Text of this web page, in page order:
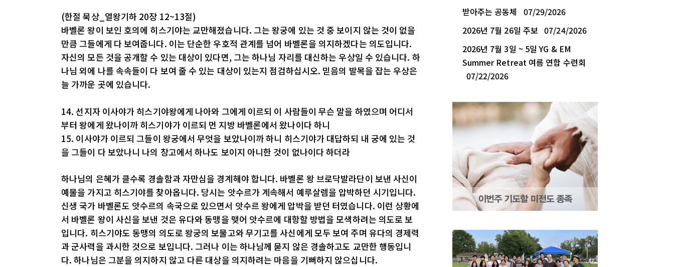
(한절 묵상_열왕기하 20장 12~13절)
바벨론 왕이 보인 호의에 히스기야는 교만해졌습니다. 그는 왕궁에 있는 것 중 보이지 않는 것이 없을
만큼 그들에게 다 보여줍니다. 이는 단순한 우호적 관계를 넘어 바벨론을 의지하겠다는 의도입니다.
자신의 모든 것을 공개할 수 있는 대상이 있다면, 그는 하나님 자리를 대신하는 우상일 수 있습니다. 하
나님 외에 나를 속속들이 다 보여 줄 수 있는 대상이 있는지 점검하십시오. 믿음의 발목을 잡는 우상은
늘 가까운 곳에 있습니다.
14. 선지자 이사야가 히스기야왕에게 나아와 그에게 이르되 이 사람들이 무슨 말을 하였으며 어디서
부터 왕에게 왔나이까 히스기야가 이르되 먼 지방 바벨론에서 왔나이다 하니
15. 이사야가 이르되 그들이 왕궁에서 무엇을 보았나이까 하니 히스기야가 대답하되 내 궁에 있는 것
을 그들이 다 보았나니 나의 창고에서 하나도 보이지 아니한 것이 없나이다 하더라
하나님의 은혜가 클수록 경솔함과 자만심을 경계해야 합니다. 바벨론 왕 브로닥발라단이 보낸 사신이
예물을 가지고 히스기야를 찾아옵니다. 당시는 앗수르가 계속해서 예루살렘을 압박하던 시기입니다.
신생 국가 바벨론도 앗수르의 속국으로 있으면서 앗수르 왕에게 압박을 받던 터였습니다. 이런 상황에
서 바벨론 왕이 사신을 보낸 것은 유다와 동맹을 맺어 앗수르에 대항할 방법을 모색하려는 의도로 보
입니다. 히스기야도 동맹의 의도로 왕궁의 보물고와 무기고를 사신에게 모두 보여 주며 유다의 경제력
과 군사력을 과시한 것으로 보입니다. 그러나 이는 하나님께 묻지 않은 경솔하고도 교만한 행동입니
다. 하나님은 그분을 의지하지 않고 다른 대상을 의지하려는 마음을 기뻐하지 않으십니다.
받아주는 공동체
07/29/2026
2026년 7월 26일 주보 07/24/2026
2026년 7월 3일 ~ 5일 YG & EM
Summer Retreat 여름 연합 수련회
07/22/2026